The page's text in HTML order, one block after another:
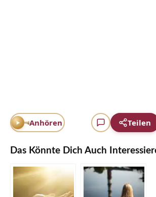
Anhören Teilen
Das Könnte Dich Auch